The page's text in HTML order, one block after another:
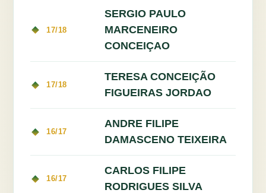
17/18
SERGIO PAULO
MARCENEIRO
CONCEIÇAO
17/18
TERESA CONCEIÇÃO
FIGUEIRAS JORDAO
16/17
ANDRE FILIPE
DAMASCENO TEIXEIRA
16/17
CARLOS FILIPE
RODRIGUES SILVA